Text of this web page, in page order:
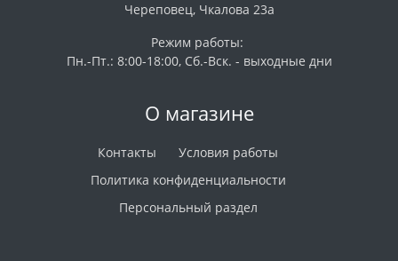
О магазине
Контакты
Условия работы
Политика конфиденциальности
Персональный раздел
Череповец, Чкалова 23а
Режим работы:
Пн.-Пт.: 8:00-18:00, Сб.-Вск. - выходные дни